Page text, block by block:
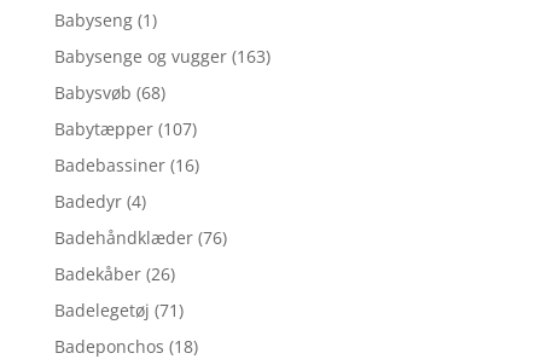
Babyseng (1)
Babysenge og vugger (163)
Babysvøb (68)
Babytæpper (107)
Badebassiner (16)
Badedyr (4)
Badehåndklæder (76)
Badekåber (26)
Badelegetøj (71)
Badeponchos (18)